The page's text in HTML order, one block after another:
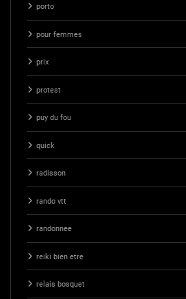
porto
pour femmes
prix
protest
puy du fou
quick
radisson
rando vtt
randonnee
reiki bien etre
relais bosquet